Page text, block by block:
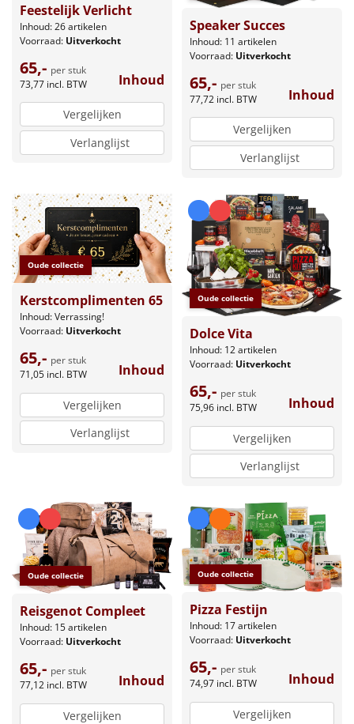
Feestelijk Verlicht
Inhoud: 26 artikelen
Voorraad: Uitverkocht
65,- per stuk
73,77 incl. BTW Inhoud
Vergelijken
Verlanglijst
Speaker Succes
Inhoud: 11 artikelen
Voorraad: Uitverkocht
65,- per stuk
77,72 incl. BTW Inhoud
Vergelijken
Verlanglijst
Oude collectie
Kerstcomplimenten 65
Inhoud: Verrassing!
Voorraad: Uitverkocht
65,- per stuk
71,05 incl. BTW Inhoud
Vergelijken
Verlanglijst
Oude collectie
Dolce Vita
Inhoud: 12 artikelen
Voorraad: Uitverkocht
65,- per stuk
75,96 incl. BTW Inhoud
Vergelijken
Verlanglijst
Oude collectie
Reisgenot Compleet
Inhoud: 15 artikelen
Voorraad: Uitverkocht
65,- per stuk
77,12 incl. BTW Inhoud
Vergelijken
Oude collectie
Pizza Festijn
Inhoud: 17 artikelen
Voorraad: Uitverkocht
65,- per stuk
74,97 incl. BTW Inhoud
Vergelijken